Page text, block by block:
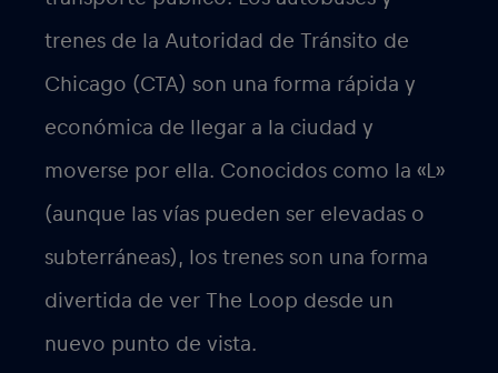
trenes de la Autoridad de Tránsito de
Chicago (CTA) son una forma rápida y
económica de llegar a la ciudad y
moverse por ella. Conocidos como la «L»
(aunque las vías pueden ser elevadas o
subterráneas), los trenes son una forma
divertida de ver The Loop desde un
nuevo punto de vista.